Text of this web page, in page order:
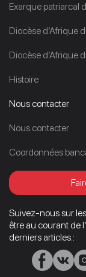
Exarque patriarcal
Diocèse d’Afrique
Diocèse d’Afrique
Histoire
Nous contacter
Nous contacter
Coordonnées
Suivez-nous sur
être au courant de
derniers articles.: